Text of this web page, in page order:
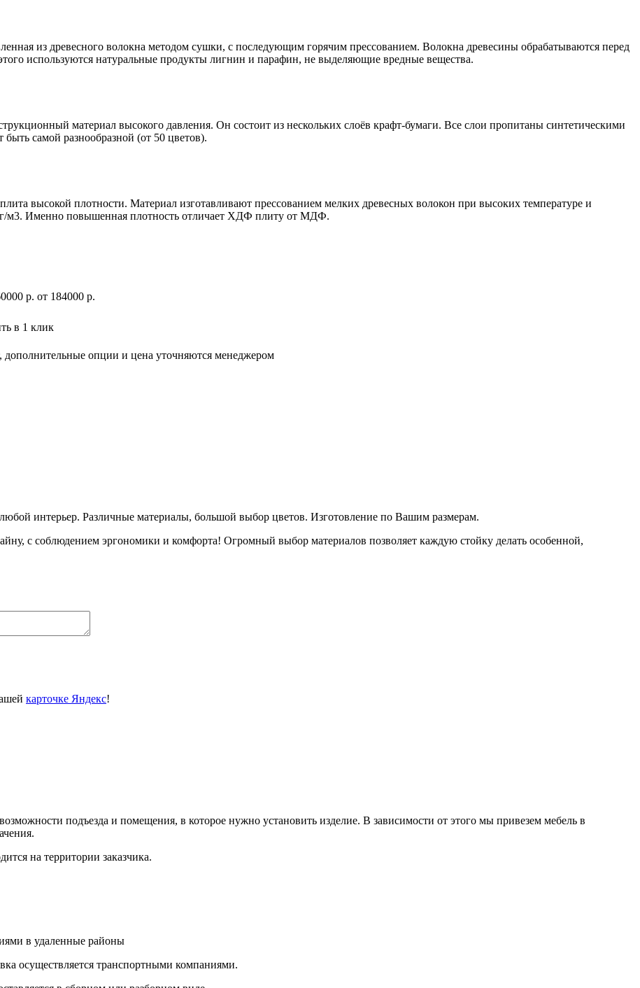
из древесного волокна методом сушки, с последующим горячим прессованием. Волокна древесины обрабатываются перед
используются натуральные продукты лигнин и парафин, не выделяющие вредные вещества.
материал высокого давления. Он состоит из нескольких слоёв крафт-бумаги. Все слои пропитаны синтетическими
самой разнообразной (от 50 цветов).
высокой плотности. Материал изготавливают прессованием мелких древесных волокон при высоких температуре и
м3. Именно повышенная плотность отличает ХДФ плиту от МДФ.
р. от 184000 р.
в 1 клик
дополнительные опции и цена уточняются менеджером
интерьер. Различные материалы, большой выбор цветов. Изготовление по Вашим размерам.
с соблюдением эргономики и комфорта! Огромный выбор материалов позволяет каждую стойку делать особенной,
карточке Яндекс!
подъезда и помещения, в которое нужно установить изделие. В зависимости от этого мы привезем мебель в
на территории заказчика.
в удаленные районы
осуществляется транспортными компаниями.